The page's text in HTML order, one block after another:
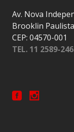
Av. Nova
Brooklin
CEP: 04570-001
TEL. 11 2589-